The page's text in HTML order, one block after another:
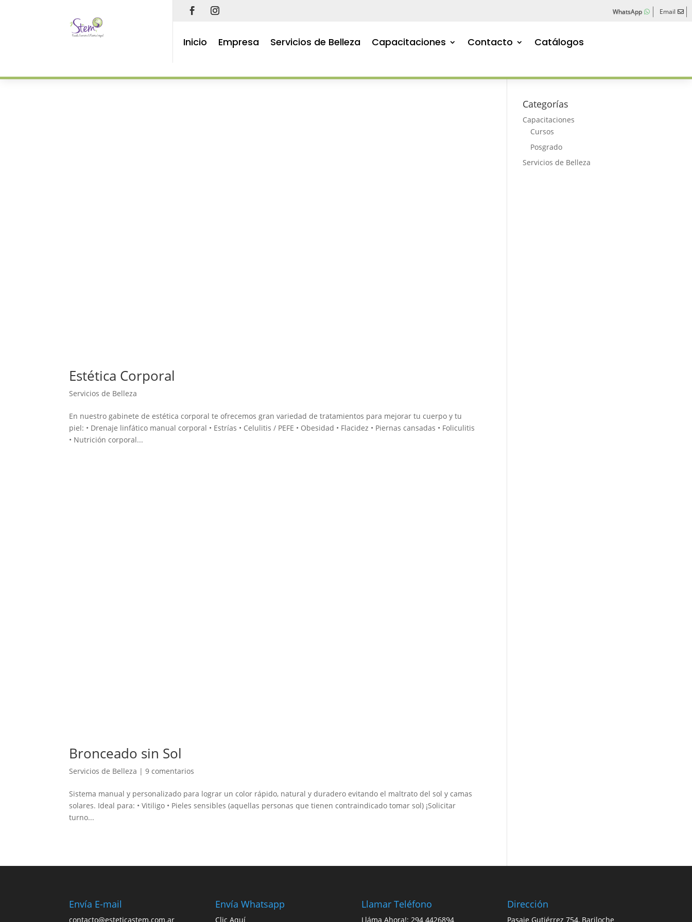
WhatsApp Email
Inicio Empresa Servicios de Belleza Capacitaciones Contacto Catálogos
Estética Corporal
Servicios de Belleza
En nuestro gabinete de estética corporal te ofrecemos gran variedad de tratamientos para mejorar tu cuerpo y tu
piel: • Drenaje linfático manual corporal • Estrías • Celulitis / PEFE • Obesidad • Flacidez • Piernas cansadas • Foliculitis
• Nutrición corporal...
Bronceado sin Sol
Servicios de Belleza |9 comentarios
Sistema manual y personalizado para lograr un color rápido, natural y duradero evitando el maltrato del sol y camas
solares. Ideal para: • Vitiligo • Pieles sensibles (aquellas personas que tienen contraindicado tomar sol) ¡Solicitar
turno...
Categorías
Capacitaciones
Cursos
Posgrado
Servicios de Belleza
Envía E-mail
contacto@esteticastem.com.ar
Envía Whatsapp
Clic Aquí
Llamar Teléfono
Lláma Ahora!: 294 4426894
Dirección
Pasaje Gutiérrez 754, Bariloche